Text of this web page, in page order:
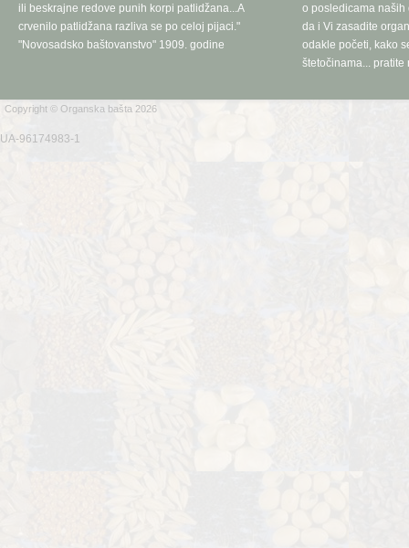
ili beskrajne redove punih korpi patlidžana...A
crvenilo patlidžana razliva se po celoj pijaci."
"Novosadsko baštovanstvo" 1909. godine
o posledicama naših
da i Vi zasadite
odakle početi, kako
štetočinama... pratite
Copyright © Organska bašta 2026
UA-96174983-1